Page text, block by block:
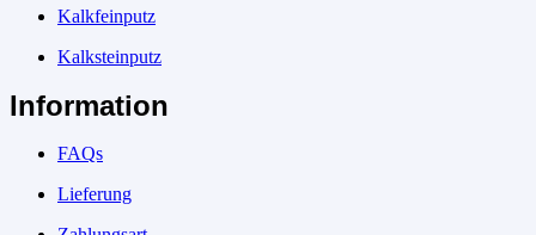
Kalkfeinputz
Kalksteinputz
Information
FAQs
Lieferung